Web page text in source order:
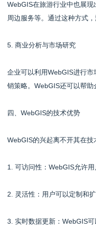
WebGIS在旅游行业中也展
周边服务等。通过这种方式
5. 商业分析与市场研究
企业可以利用WebGIS进行
销策略。WebGIS还可以帮
四、WebGIS的技术优势
WebGIS的兴起离不开其在技
1. 可访问性：WebGIS允许
2. 灵活性：用户可以定制和
3. 实时数据更新：WebGIS